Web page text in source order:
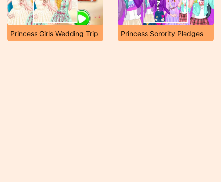
Princess Girls Wedding Trip Princess Sorority Pledges